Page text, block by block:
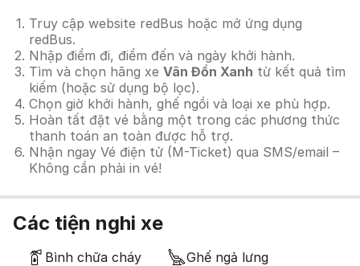
Truy cập website redBus hoặc mở ứng dụng
redBus.
Nhập điểm đi, điểm đến và ngày khởi hành.
Tìm và chọn hãng xe Vân Đồn Xanh từ kết quả tìm
kiếm (hoặc sử dụng bộ lọc).
Chọn giờ khởi hành, ghế ngồi và loại xe phù hợp.
Hoàn tất đặt vé bằng một trong các phương thức
thanh toán an toàn được hỗ trợ.
Nhận ngay Vé điện tử (M-Ticket) qua SMS/email –
Không cần phải in vé!
Các tiện nghi xe
Bình chữa cháy
Ghế ngả lưng